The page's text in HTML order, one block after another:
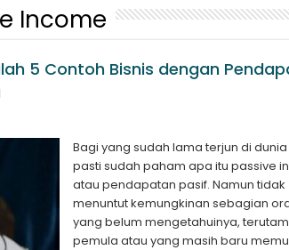
Income
5 Contoh Bisnis dengan
Bagi yang sudah lama terjun di dunia
pasti sudah paham apa itu passive
atau pendapatan pasif. Namun tidak
menuntut kemungkinan sebagian
yang belum mengetahuinya,
pemula atau yang masih baru